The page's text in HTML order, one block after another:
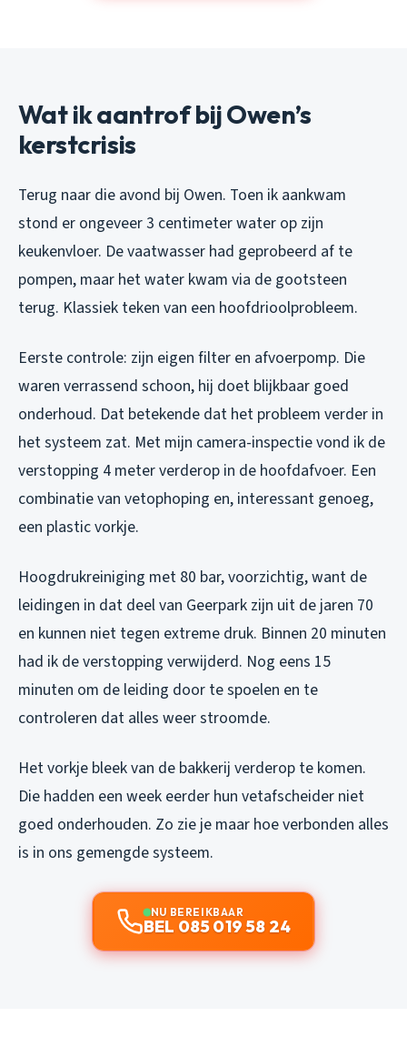
Wat ik aantrof bij Owen’s
kerstcrisis
Terug naar die avond bij Owen. Toen ik aankwam
stond er ongeveer 3 centimeter water op zijn
keukenvloer. De vaatwasser had geprobeerd af te
pompen, maar het water kwam via de gootsteen
terug. Klassiek teken van een hoofdrioolprobleem.
Eerste controle: zijn eigen filter en afvoerpomp. Die
waren verrassend schoon, hij doet blijkbaar goed
onderhoud. Dat betekende dat het probleem verder in
het systeem zat. Met mijn camera-inspectie vond ik de
verstopping 4 meter verderop in de hoofdafvoer. Een
combinatie van vetophoping en, interessant genoeg,
een plastic vorkje.
Hoogdrukreiniging met 80 bar, voorzichtig, want de
leidingen in dat deel van Geerpark zijn uit de jaren 70
en kunnen niet tegen extreme druk. Binnen 20 minuten
had ik de verstopping verwijderd. Nog eens 15
minuten om de leiding door te spoelen en te
controleren dat alles weer stroomde.
Het vorkje bleek van de bakkerij verderop te komen.
Die hadden een week eerder hun vetafscheider niet
goed onderhouden. Zo zie je maar hoe verbonden alles
is in ons gemengde systeem.
NU BEREIKBAAR
BEL 085 019 58 24